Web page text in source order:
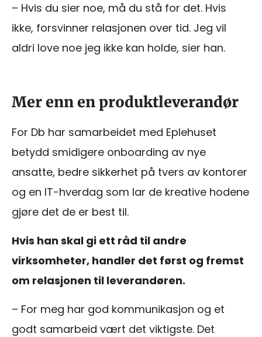
– Hvis du sier noe, må du stå for det. Hvis
ikke, forsvinner relasjonen over tid. Jeg vil
aldri love noe jeg ikke kan holde, sier han.
Mer enn en produktleverandør
For Db har samarbeidet med Eplehuset
betydd smidigere onboarding av nye
ansatte, bedre sikkerhet på tvers av kontorer
og en IT-hverdag som lar de kreative hodene
gjøre det de er best til.
Hvis han skal gi ett råd til andre
virksomheter, handler det først og fremst
om relasjonen til leverandøren.
– For meg har god kommunikasjon og et
godt samarbeid vært det viktigste. Det